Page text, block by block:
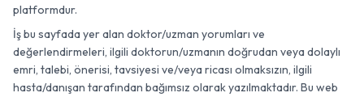
platformdur.
İş bu sayfada yer alan doktor/uzman yorumları ve
değerlendirmeleri, ilgili doktorun/uzmanın doğrudan veya dolaylı
emri, talebi, önerisi, tavsiyesi ve/veya ricası olmaksızın, ilgili
hasta/danışan tarafından bağımsız olarak yazılmaktadır. Bu web